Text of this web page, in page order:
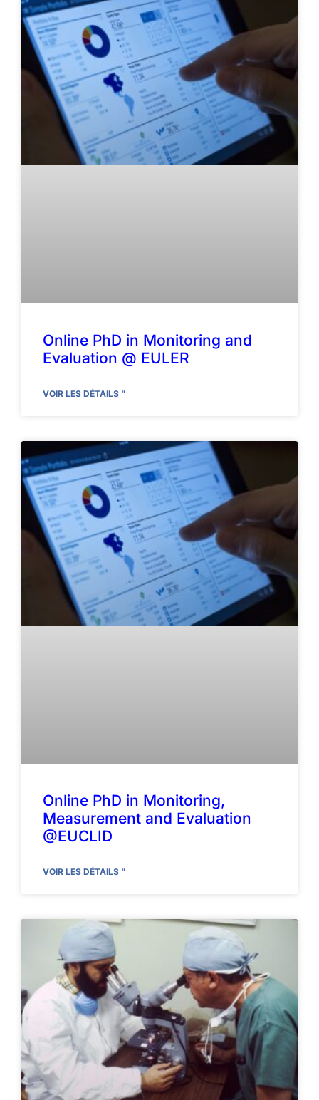
Online PhD in Monitoring and
Evaluation @ EULER
VOIR LES DÉTAILS "
Online PhD in Monitoring,
Measurement and Evaluation
@EUCLID
VOIR LES DÉTAILS "